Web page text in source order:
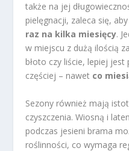
także na jej
pielęgnacji, zaleca się,
raz na kilka miesięcy.
w miejscu z dużą ilością
błoto czy liście, lepiej
częściej – nawet co
Sezony również mają
czyszczenia. Wiosną i
podczas jesieni brama
roślinności, co wymaga